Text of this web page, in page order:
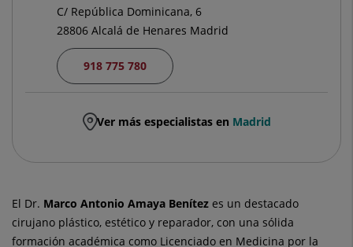
C/ República Dominicana, 6
28806 Alcalá de Henares Madrid
918 775 780
Ver más especialistas en Madrid
El Dr. Marco Antonio Amaya Benítez es un destacado
cirujano plástico, estético y reparador, con una sólida
formación académica como Licenciado en Medicina por la